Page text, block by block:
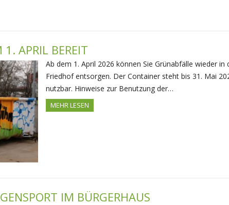
APRIL BEREIT
Ab dem 1. April 2026 können Sie Grünabfälle wieder
Friedhof entsorgen. Der Container steht bis 31. Mai
nutzbar. Hinweise zur Benutzung der…
MEHR LESEN
IM BÜRGERHAUS